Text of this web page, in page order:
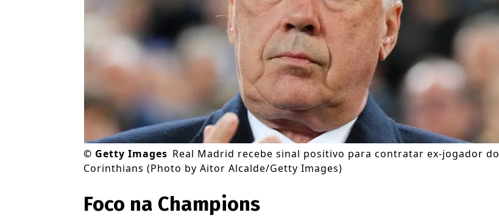
© Getty Images Real Madrid recebe sinal positivo para contratar ex-jogador do
Corinthians (Photo by Aitor Alcalde/Getty Images)
Foco na Champions